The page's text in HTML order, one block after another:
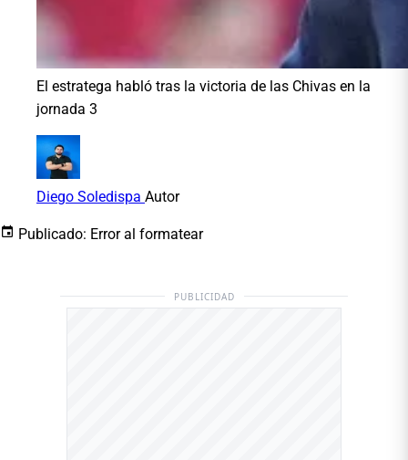
El estratega habló tras la victoria de las Chivas en la
jornada 3
Diego Soledispa Autor
Publicado: Error al formatear
PUBLICIDAD